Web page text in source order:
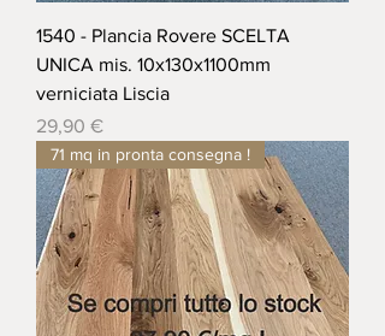
1540 - Plancia Rovere SCELTA
UNICA mis. 10x130x1100mm
verniciata Liscia
Prezzo
29,90 €
71 mq in pronta consegna !